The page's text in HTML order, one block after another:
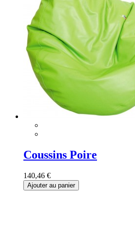
Coussins Poire
140,46 €
Ajouter au panier